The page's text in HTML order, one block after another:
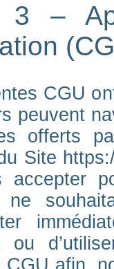
3 –
CGU
peuvent
offerts
Site
accepter
ne
ou
CGU afin,